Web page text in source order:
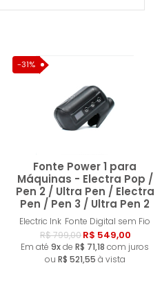
-31%
Fonte Power 1 para
Máquinas - Electra Pop /
Pen 2 / Ultra Pen / Electra
Pen / Pen 3 / Ultra Pen 2
Electric Ink Fonte Digital sem Fio
R$ 799,00R$ 549,00
Em até 9xde R$ 71,18 com juros
ou R$ 521,55 à vista